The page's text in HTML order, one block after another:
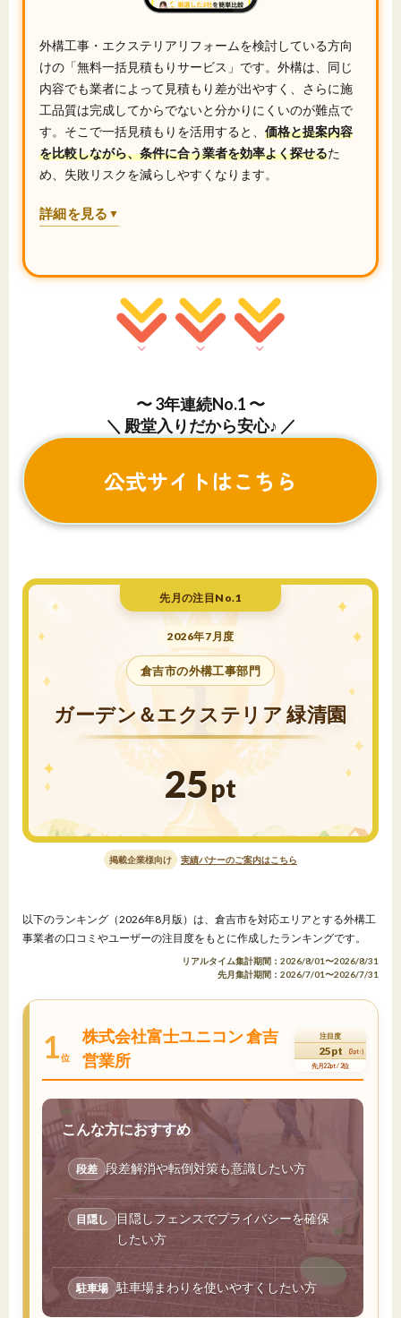
外構工事・エクステリアリフォームを検討している方向
けの「無料一括見積もりサービス」です。外構は、同じ
内容でも業者によって見積もり差が出やすく、さらに施
工品質は完成してからでないと分かりにくいのが難点で
す。そこで一括見積もりを活用すると、 価格と提案内容
を比較しながら、条件に合う業者を効率よく探せるた
め、失敗リスクを減らしやすくなります。
詳細を見る ▼
〜 3年連続No.1 〜
＼ 殿堂入りだから安心♪ ／
公式サイトはこちら
先月の注目No.1
2026年7月度
倉吉市の外構工事部門
ガーデン＆エクステリア 緑清園
25pt
掲載企業様向け 実績バナーのご案内はこちら
以下のランキング（2026年8月版）は、倉吉市を対応エリアとする外構工
事業者の口コミやユーザーの注目度をもとに作成したランキングです。
リアルタイム集計期間：2026/8/01〜2026/8/31
先月集計期間：2026/7/01〜2026/7/31
1位
株式会社富士ユニコン 倉吉
営業所
注目度
25pt (3pt↑)
先月22pt / 2位
こんな方におすすめ
段差 段差解消や転倒対策も意識したい方
目隠し
目隠しフェンスでプライバシーを確保
したい方
駐車場 駐車場まわりを使いやすくしたい方